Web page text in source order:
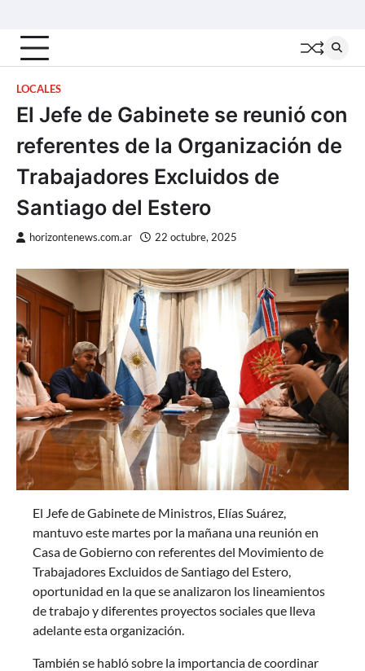
content
LOCALES
El Jefe de Gabinete se reunió con
referentes de la Organización de
Trabajadores Excluidos de
Santiago del Estero
horizontenews.com.ar 22 octubre, 2025
El Jefe de Gabinete de Ministros, Elías Suárez,
mantuvo este martes por la mañana una reunión en
Casa de Gobierno con referentes del Movimiento de
Trabajadores Excluidos de Santiago del Estero,
oportunidad en la que se analizaron los lineamientos
de trabajo y diferentes proyectos sociales que lleva
adelante esta organización.
También se habló sobre la importancia de coordinar